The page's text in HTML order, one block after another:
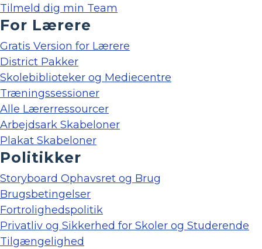
Tilmeld dig min Team
For Lærere
Gratis Version for Lærere
District Pakker
Skolebiblioteker og Mediecentre
Træningssessioner
Alle Lærerressourcer
Arbejdsark Skabeloner
Plakat Skabeloner
Politikker
Storyboard Ophavsret og Brug
Brugsbetingelser
Fortrolighedspolitik
Privatliv og Sikkerhed for Skoler og Studerende
Tilgængelighed